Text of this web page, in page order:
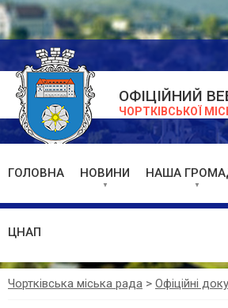
ОФІЦІЙНИЙ
ЧОРТКІВСЬКОЇ
ГОЛОВНА НОВИНИ НАША
ЦНАП
Чортківська міська рада > Офіційні